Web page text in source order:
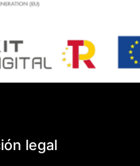
legal